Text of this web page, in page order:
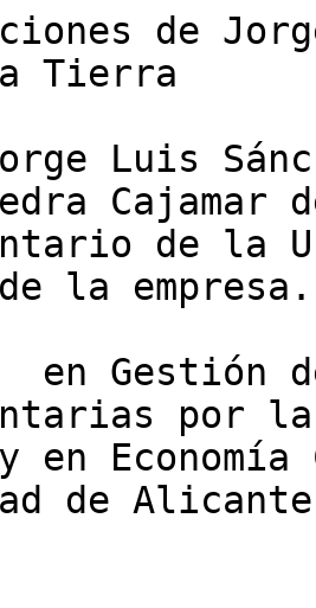
de
Tierra
Luis
Cajamar
de la
de la
en Gestión
por
en
de